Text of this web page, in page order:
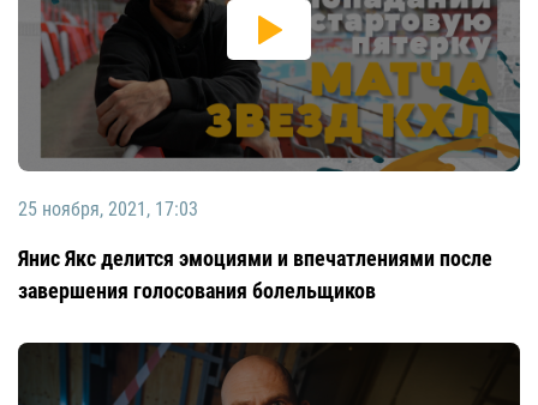
25 ноября, 2021, 17:03
Янис Якс делится эмоциями и впечатлениями после
завершения голосования болельщиков